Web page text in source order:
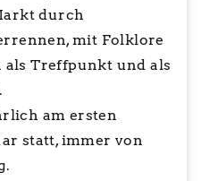
durch
mit Folklore
als Treffpunkt und als
am ersten
statt, immer von